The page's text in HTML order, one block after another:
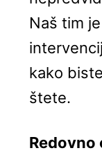
Naš tim
kako
štete.
Redovno